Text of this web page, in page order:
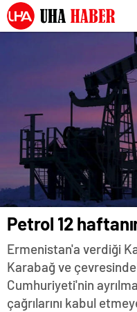
Petrol 12
Ermenistan'a verdiği
Karabağ ve
Cumhuriyeti'nin
çağrılarını kabul